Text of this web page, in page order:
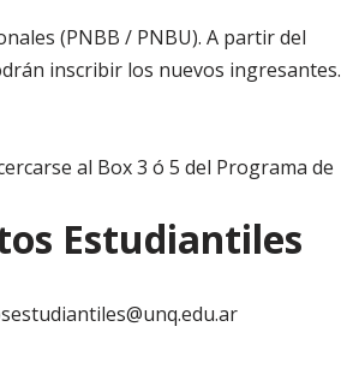
(PNBB / PNBU). A partir del
inscribir los nuevos ingresantes.
al Box 3 ó 5 del Programa de
Estudiantiles